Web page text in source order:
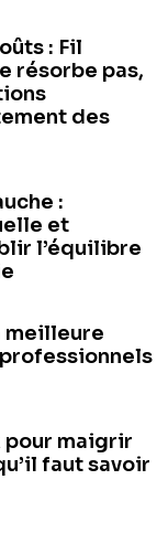
: Fil
résorbe pas,
des
:
et
l’équilibre
meilleure
pour maigrir
faut savoir